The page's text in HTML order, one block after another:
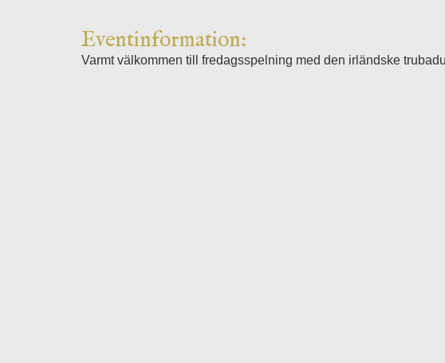
Eventinformation:
Varmt välkommen till fredagsspelning med den irländske